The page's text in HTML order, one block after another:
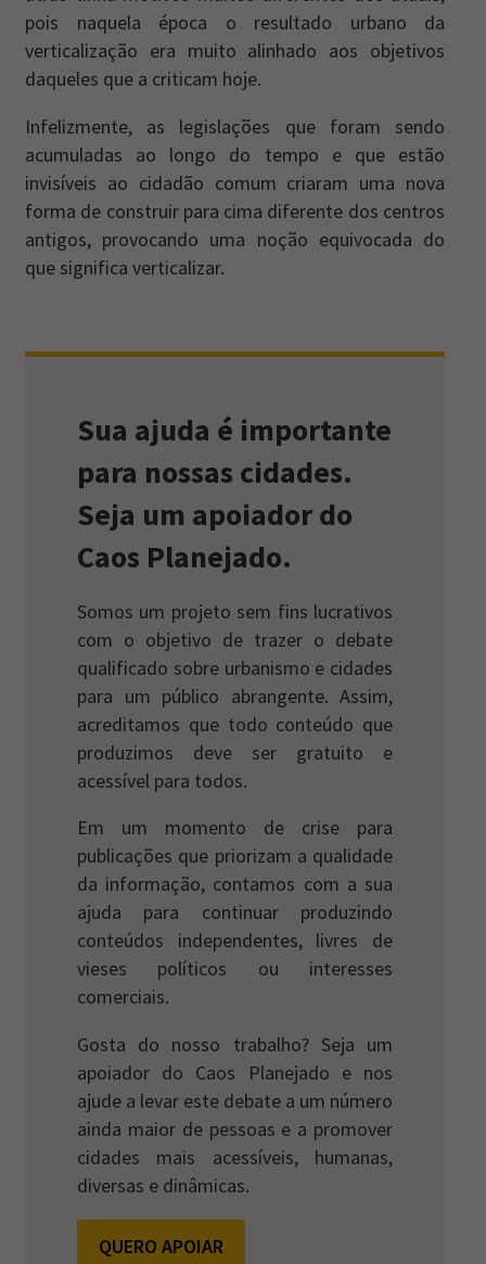
pois naquela época o resultado urbano da
verticalização era muito alinhado aos objetivos
daqueles que a criticam hoje.
Infelizmente, as legislações que foram sendo
acumuladas ao longo do tempo e que estão
invisíveis ao cidadão comum criaram uma nova
forma de construir para cima diferente dos centros
antigos, provocando uma noção equivocada do
que significa verticalizar.
Sua ajuda é importante
para nossas cidades.
Seja um apoiador do
Caos Planejado.
Somos um projeto sem fins lucrativos
com o objetivo de trazer o debate
qualificado sobre urbanismo e cidades
para um público abrangente. Assim,
acreditamos que todo conteúdo que
produzimos deve ser gratuito e
acessível para todos.
Em um momento de crise para
publicações que priorizam a qualidade
da informação, contamos com a sua
ajuda para continuar produzindo
conteúdos independentes, livres de
vieses políticos ou interesses
comerciais.
Gosta do nosso trabalho? Seja um
apoiador do Caos Planejado e nos
ajude a levar este debate a um número
ainda maior de pessoas e a promover
cidades mais acessíveis, humanas,
diversas e dinâmicas.
QUERO APOIAR